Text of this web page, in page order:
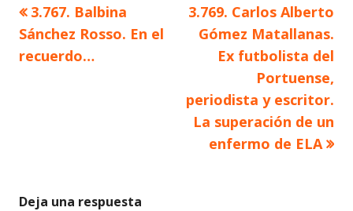
Navegación
de
Artículo
anterior
3.767. Balbina
Sánchez Rosso. En el
recuerdo…
Artículo
siguiente
3.769. Carlos Alberto
Gómez Matallanas.
Ex futbolista del
Portuense,
periodista y escritor.
La superación de un
enfermo de ELA
Deja una respuesta